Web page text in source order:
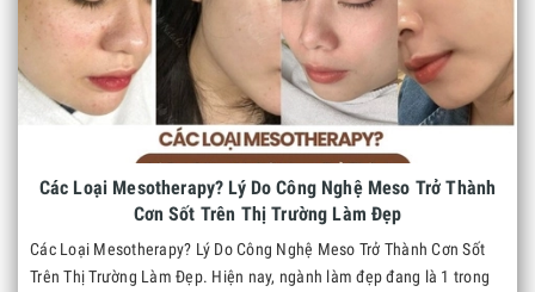
Các Loại Mesotherapy? Lý Do Công Nghệ Meso Trở Thành
Cơn Sốt Trên Thị Trường Làm Đẹp
Các Loại Mesotherapy? Lý Do Công Nghệ Meso Trở Thành Cơn Sốt
Trên Thị Trường Làm Đẹp. Hiện nay, ngành làm đẹp đang là 1 trong